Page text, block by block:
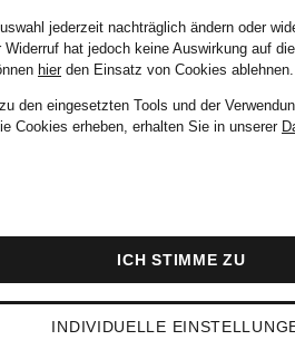
99,95 €
jederzeit nachträglich ändern oder
hat jedoch keine Auswirkung auf
hierden Einsatz von Cookies ablehnen.
den eingesetzten Tools und der
Cookies erheben, erhalten Sie in unserer
INDIVIDUELLE
ICH STIMME ZU